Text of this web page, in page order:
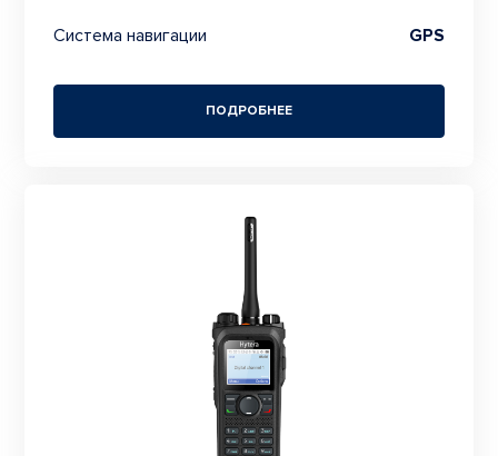
Система навигации GPS
ПОДРОБНЕЕ